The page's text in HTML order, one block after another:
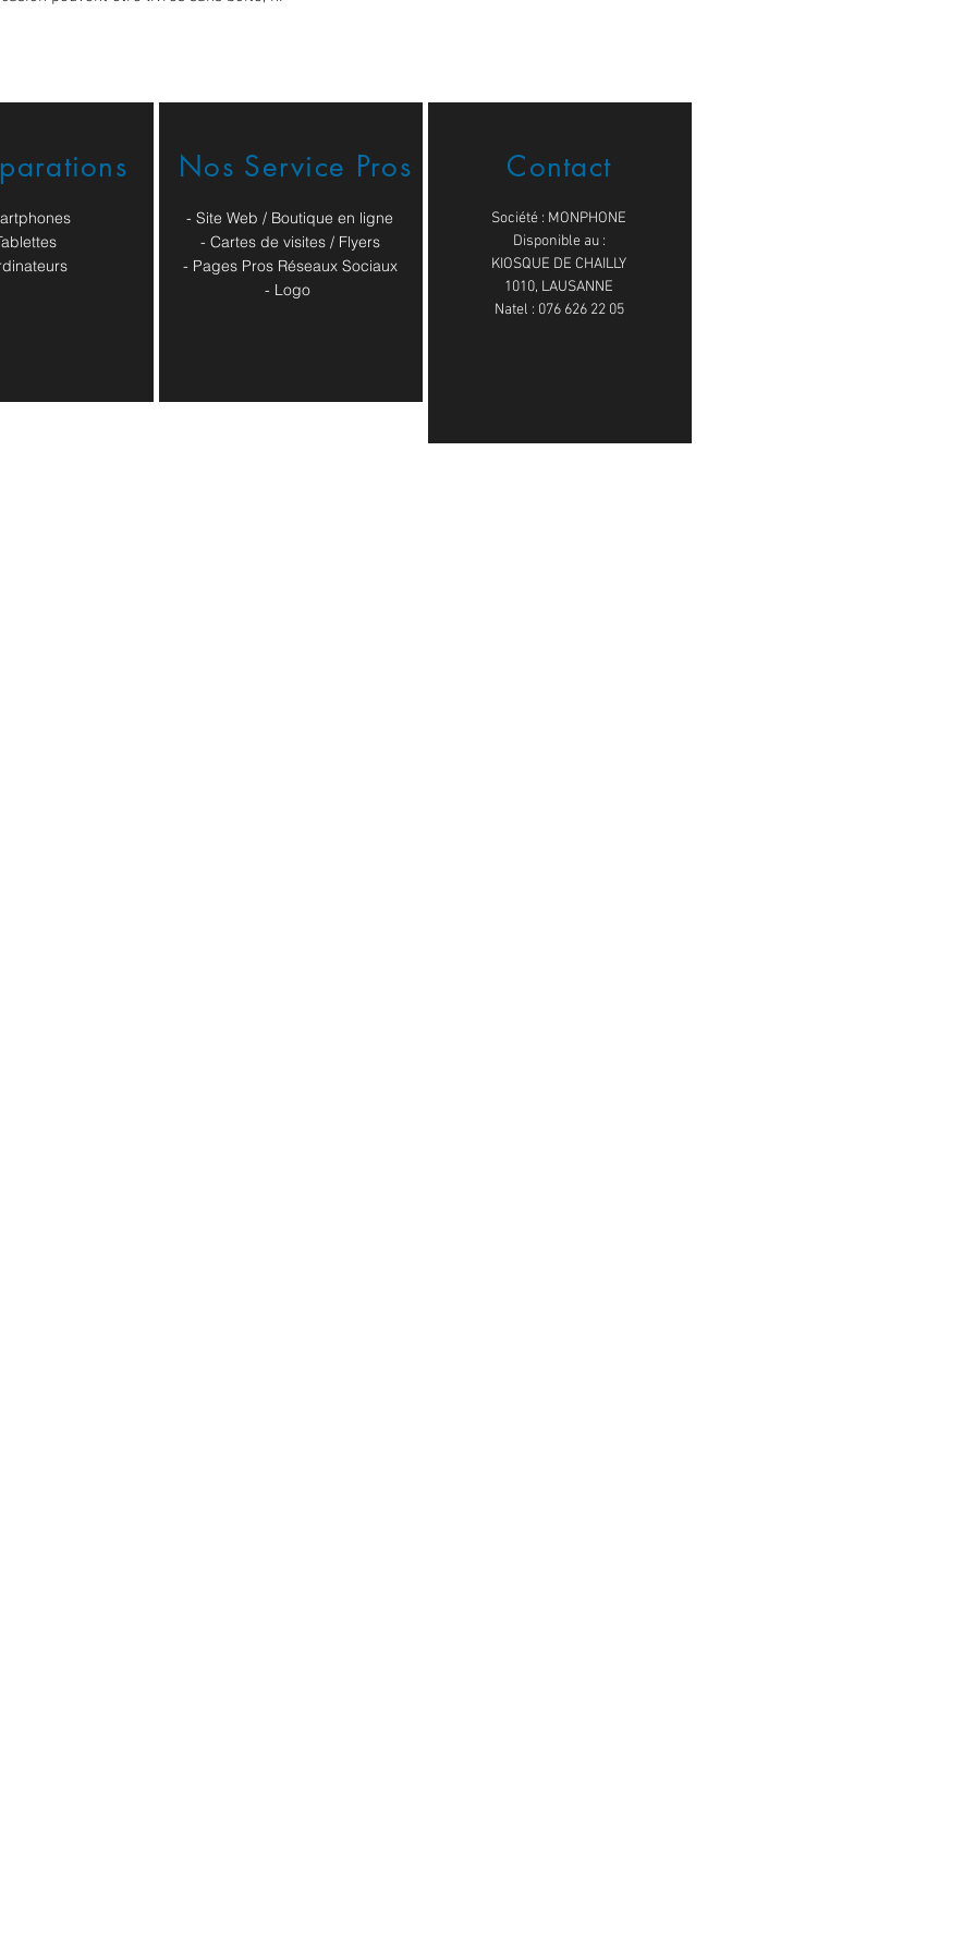
Nos Service Pros
- Site Web / Boutique en ligne
- Cartes de visites / Flyers
- Pages Pros Réseaux Sociaux
​- Logo
Contact
Société : MONPHONE
Disponible au :
KIOSQUE DE CHAILLY
1010, LAUSANNE
Natel : 076 626 22 05